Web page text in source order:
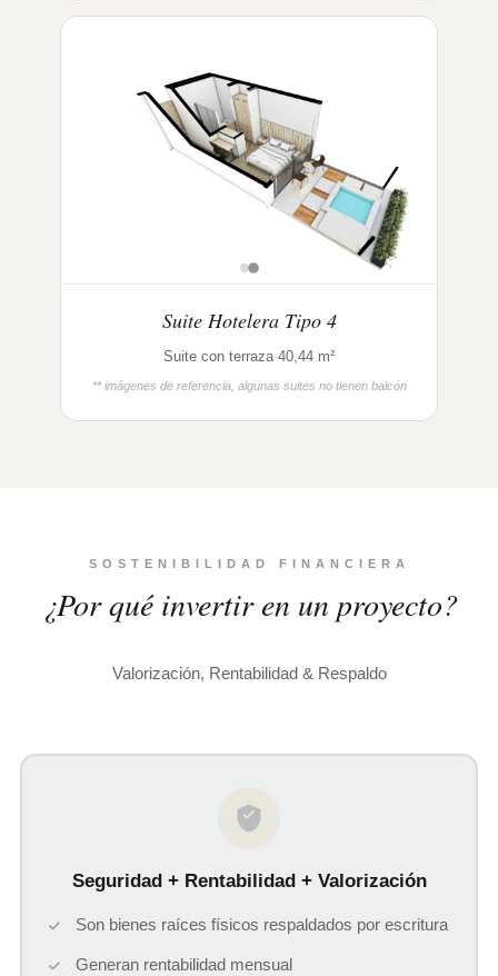
Suite Hotelera Tipo 4
Suite con terraza 40,44 m²
** imágenes de referencia, algunas suites no tienen balcón
SOSTENIBILIDAD FINANCIERA
¿Por qué invertir en un proyecto?
Valorización, Rentabilidad & Respaldo
Seguridad + Rentabilidad + Valorización
Son bienes raíces físicos respaldados por escritura
Generan rentabilidad mensual